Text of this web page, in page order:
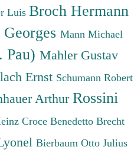
Luis Broch Hermann
Mann Michael
Pau) Mahler Gustav
Ernst Schumann Robert
ArthurRossini
Croce Benedetto Brecht
Bierbaum Otto Julius